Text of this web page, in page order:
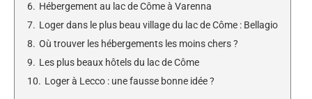
6. Hébergement au lac de Côme à Varenna
7. Loger dans le plus beau village du lac de Côme : Bellagio
8. Où trouver les hébergements les moins chers ?
9. Les plus beaux hôtels du lac de Côme
10. Loger à Lecco : une fausse bonne idée ?